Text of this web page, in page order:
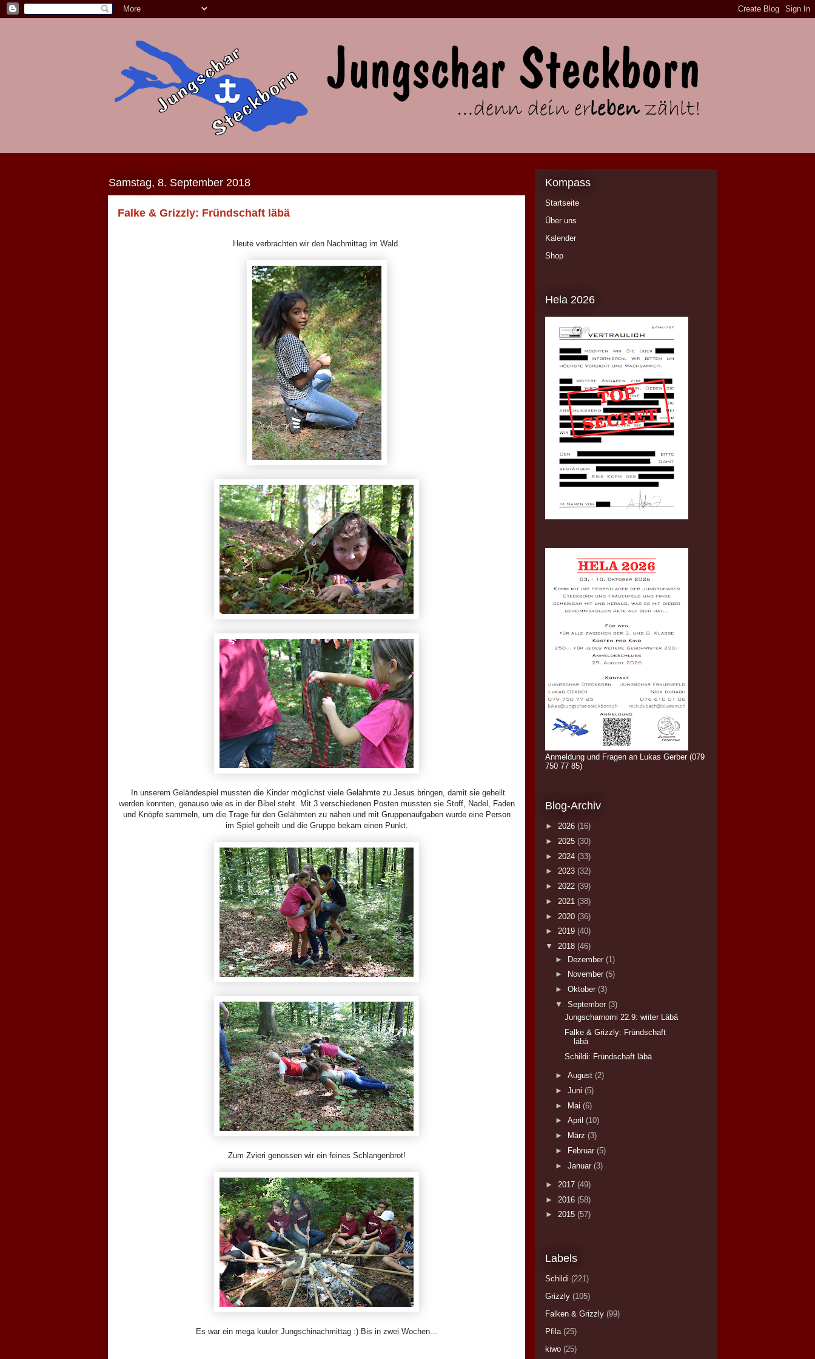
Samstag, 8. September 2018
Falke & Grizzly: Fründschaft läbä
Heute verbrachten wir den Nachmittag im Wald.
In unserem Geländespiel mussten die Kinder möglichst viele Gelähmte zu Jesus bringen, damit sie geheilt
werden konnten, genauso wie es in der Bibel steht. Mit 3 verschiedenen Posten mussten sie Stoff, Nadel, Faden
und Knöpfe sammeln, um die Trage für den Gelähmten zu nähen und mit Gruppenaufgaben wurde eine Person
im Spiel geheilt und die Gruppe bekam einen Punkt.
Zum Zvieri genossen wir ein feines Schlangenbrot!
Es war ein mega kuuler Jungschinachmittag :) Bis in zwei Wochen...
Kompass
Startseite
Über uns
Kalender
Shop
Hela 2026
Anmeldung und Fragen an Lukas Gerber (079
750 77 85)
Blog-Archiv
► 2026 (16)
► 2025 (30)
► 2024 (33)
► 2023 (32)
► 2022 (39)
► 2021 (38)
► 2020 (36)
► 2019 (40)
▼ 2018 (46)
► Dezember (1)
►
November (5)
► Oktober (3)
▼ September (3)
Jungscharnomi 22.9: wiiter Läbä
Falke & Grizzly: Fründschaft
läbä
Schildi: Fründschaft läbä
► August (2)
► Juni (5)
► Mai (6)
► April (10)
►
März (3)
►
Februar (5)
► Januar (3)
► 2017 (49)
► 2016 (58)
► 2015 (57)
Labels
Schildi (221)
Grizzly (105)
Falken & Grizzly (99)
Pfila (25)
kiwo (25)